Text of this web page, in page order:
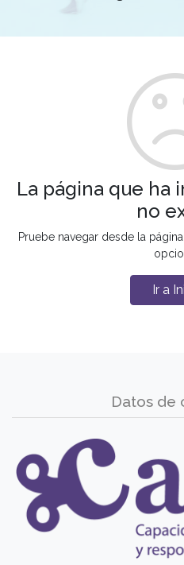
La página que ha
no
Pruebe navegar desde la
Ir a
Datos de